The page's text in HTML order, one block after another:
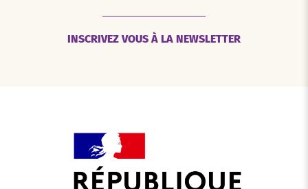
INSCRIVEZ VOUS À LA NEWSLETTER